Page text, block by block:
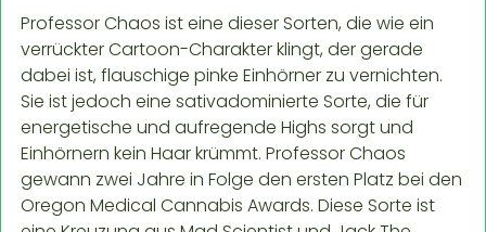
Professor Chaos ist eine dieser Sorten, die wie ein
verrückter Cartoon-Charakter klingt, der gerade
dabei ist, flauschige pinke Einhörner zu vernichten.
Sie ist jedoch eine sativadominierte Sorte, die für
energetische und aufregende Highs sorgt und
Einhörnern kein Haar krümmt. Professor Chaos
gewann zwei Jahre in Folge den ersten Platz bei den
Oregon Medical Cannabis Awards. Diese Sorte ist